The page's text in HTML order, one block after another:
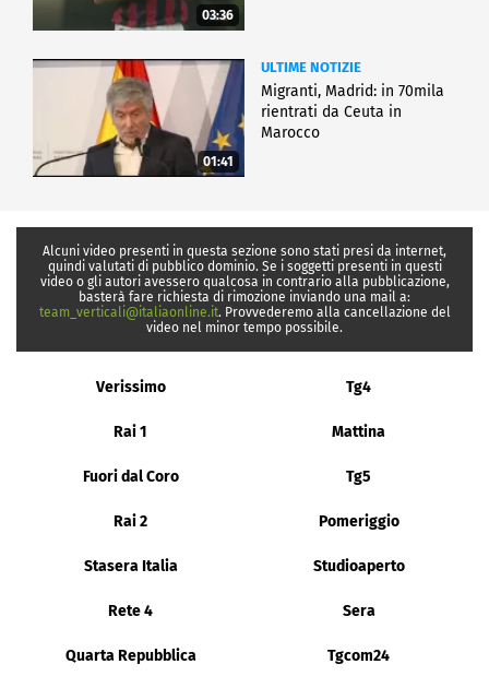
03:36
01:41
ULTIME NOTIZIE
Migranti, Madrid: in 70mila
rientrati da Ceuta in
Marocco
Alcuni video presenti in questa sezione sono stati presi da internet,
quindi valutati di pubblico dominio. Se i soggetti presenti in questi
video o gli autori avessero qualcosa in contrario alla pubblicazione,
basterà fare richiesta di rimozione inviando una mail a:
team_verticali@italiaonline.it. Provvederemo alla cancellazione del
video nel minor tempo possibile.
Verissimo Tg4
Rai 1 Mattina
Fuori dal Coro Tg5
Rai 2 Pomeriggio
Stasera Italia Studioaperto
Rete 4 Sera
Quarta Repubblica Tgcom24